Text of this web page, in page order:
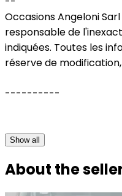
Occasions Angeloni
responsable de
indiquées. Toutes les
réserve de
----------
Show all
About the